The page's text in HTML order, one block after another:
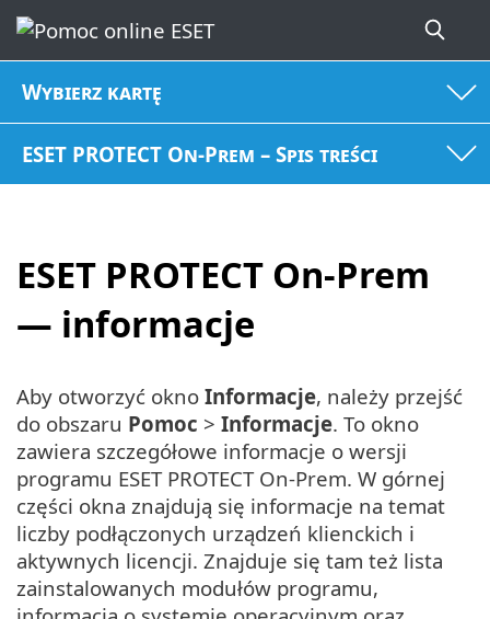
Wybierz kartę
ESET PROTECT On-Prem – Spis treści
ESET PROTECT On-Prem
— informacje
Aby otworzyć okno Informacje, należy przejść
do obszaru Pomoc > Informacje. To okno
zawiera szczegółowe informacje o wersji
programu ESET PROTECT On-Prem. W górnej
części okna znajdują się informacje na temat
liczby podłączonych urządzeń klienckich i
aktywnych licencji. Znajduje się tam też lista
zainstalowanych modułów programu,